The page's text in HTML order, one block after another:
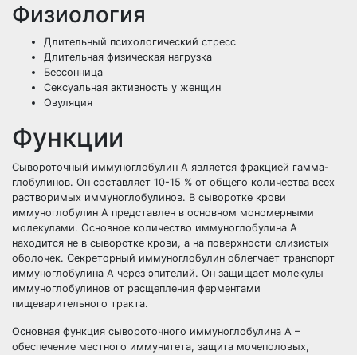
Физиология
Длительный психологический стресс
Длительная физическая нагрузка
Бессонница
Сексуальная активность у женщин
Овуляция
Функции
Сывороточный иммуноглобулин A является фракцией гамма-
глобулинов. Он составляет 10-15 % от общего количества всех
растворимых иммуноглобулинов. В сыворотке крови
иммуноглобулин A представлен в основном мономерными
молекулами. Основное количество иммуноглобулина A
находится не в сыворотке крови, а на поверхности слизистых
оболочек. Секреторный иммуноглобулин облегчает транспорт
иммуноглобулина A через эпителий. Он защищает молекулы
иммуноглобулинов от расщепления ферментами
пищеварительного тракта.
Основная функция сывороточного иммуноглобулина A –
обеспечение местного иммунитета, защита мочеполовых,